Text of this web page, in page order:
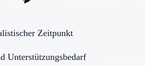
Zeitpunkt
Unterstützungsbedarf